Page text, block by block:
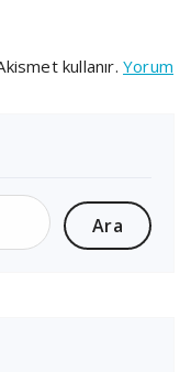
kullanır.Yorum